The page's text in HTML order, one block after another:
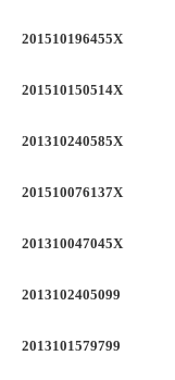
201510196455X
201510150514X
201310240585X
201510076137X
201310047045X
2013102405099
2013101579799